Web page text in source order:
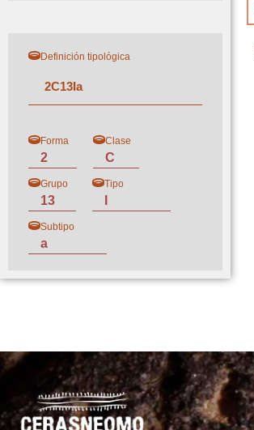
Definición tipológica
2C13Ia
Forma
2
Clase
C
Grupo
13
Tipo
Subtipo
a